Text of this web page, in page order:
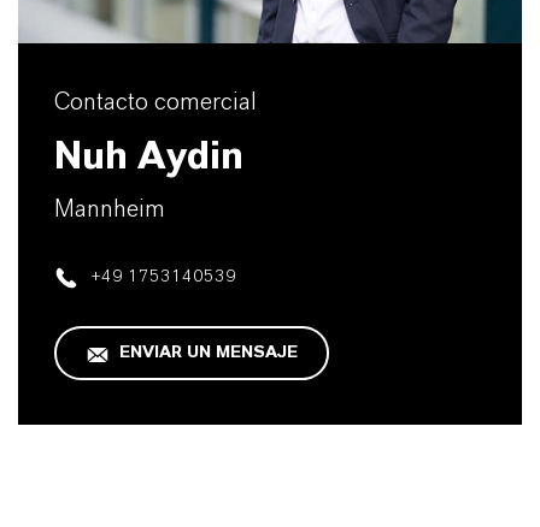
Contacto comercial
Nuh Aydin
Mannheim
+49 1753140539
ENVIAR UN MENSAJE